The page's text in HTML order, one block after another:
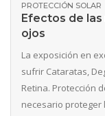
PROTECCIÓN SOLAR
Efectos de
ojos
La exposición en
sufrir Cataratas,
Retina. Protección
necesario proteger